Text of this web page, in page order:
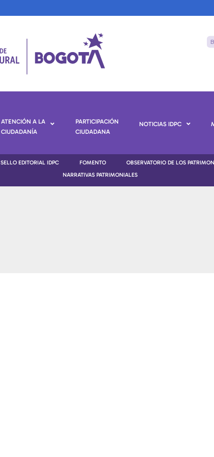
ATENCIÓN A LA
CIUDADANÍA
PARTICIPACIÓN
CIUDADANA
NOTICIAS IDPC
SELLO EDITORIAL IDPC FOMENTO OBSERVATORIO DE LOS
NARRATIVAS PATRIMONIALES